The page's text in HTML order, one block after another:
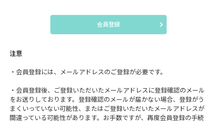
会員登録
注意
・会員登録には、メールアドレスのご登録が必要です。
・会員登録後、ご登録いただいたメールアドレスに登録確認のメール
をお送りしております。登録確認のメールが届かない場合、登録がう
まくいっていない可能性、またはご登録いただいたメールアドレスが
間違っている可能性があります。お手数ですが、再度会員登録の手続